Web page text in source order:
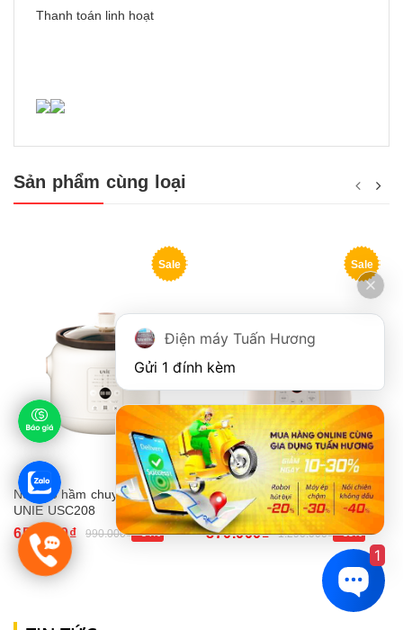
Thanh toán linh hoạt
Sản phẩm cùng loại
Sale
Nồi kho hầm chuyên dụng
UNIE USC208
650.000₫ 990.000₫ - 34%
Sale
Nồi kho hầm đa năng UNIE
USC308
870.000₫ 1.290.000₫ - 33%
Điện máy Tuấn Hương
Gửi 1 đính kèm
1